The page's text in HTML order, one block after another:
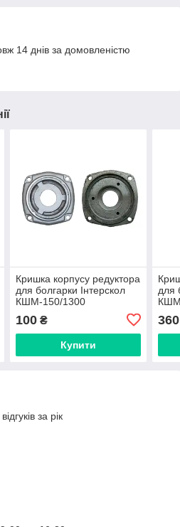
14 днів за домовленістю
Кришка корпусу редуктора
для болгарки Інтерскол
КШМ-150/1300
100₴
Купити
для
360
за рік